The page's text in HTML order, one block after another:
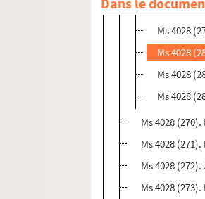
Ms 4028
Ms 4028
Ms 4028
Ms 4028
Ms 4028
Ms 4028
Ms 4028
Ms 4028
Ms 4028